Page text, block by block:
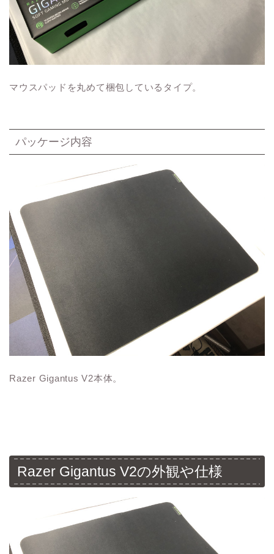
マウスパッドを丸めて梱包しているタイプ。
パッケージ内容
Razer Gigantus V2本体。
Razer Gigantus V2の外観や仕様